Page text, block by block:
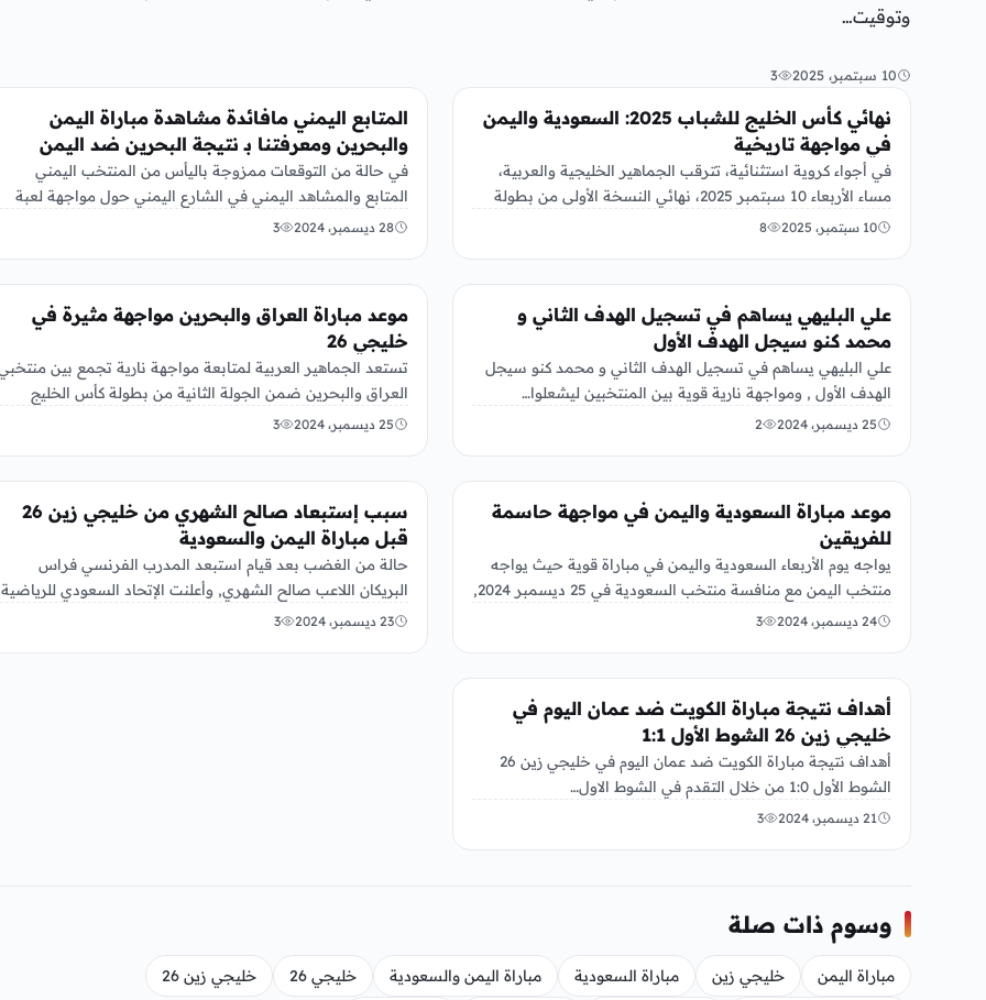
وتوقيت…
10 سبتمبر، 2025 3
نهائي كأس الخليج للشباب 2025: السعودية واليمن
في مواجهة تاريخية
في أجواء كروية استثنائية، تترقب الجماهير الخليجية والعربية،
مساء الأربعاء 10 سبتمبر 2025، نهائي النسخة الأولى من بطولة
كأس الخليج…
10 سبتمبر، 2025 8
المتابع اليمني مافائدة مشاهدة مباراة اليمن
والبحرين ومعرفتنا بـ نتيجة البحرين ضد اليمن
في حالة من التوقعات ممزوجة باليأس من المنتخب اليمني
المتابع والمشاهد اليمني في الشارع اليمني حول مواجهة لعبة
اليوم بين…
28 ديسمبر، 2024 3
علي البليهي يساهم في تسجيل الهدف الثاني و
محمد كنو سيجل الهدف الأول
علي البليهي يساهم في تسجيل الهدف الثاني و محمد كنو سيجل
الهدف الأول , ومواجهة نارية قوية بين المنتخبين ليشعلوا…
25 ديسمبر، 2024 2
موعد مباراة العراق والبحرين مواجهة مثيرة في
خليجي 26
تستعد الجماهير العربية لمتابعة مواجهة نارية تجمع بين
العراق والبحرين ضمن الجولة الثانية من بطولة كأس الخليج
العربي “خليجي…
25 ديسمبر، 2024 3
موعد مباراة السعودية واليمن في مواجهة حاسمة
للفريقين
يواجه يوم الأربعاء السعودية واليمن في مباراة قوية حيث يواجه
منتخب اليمن مع منافسة منتخب السعودية في 25 ديسمبر 2024,
… 24 ديسمبر، 2024 3
سبب إستبعاد صالح الشهري من خليجي زين 26
قبل مباراة اليمن والسعودية
حالة من الغضب بعد قيام استبعد المدرب الفرنسي فراس
البريكان اللاعب صالح الشهري, وأعلنت الإتحاد السعودي للرياضية
عن إستبعاد لاعب…
23 ديسمبر، 2024 3
أهداف نتيجة مباراة الكويت ضد عمان اليوم في
خليجي زين 26 الشوط الأول 1:1
أهداف نتيجة مباراة الكويت ضد عمان اليوم في خليجي زين 26
الشوط الأول 1:0 من خلال التقدم في الشوط الاول…
21 ديسمبر، 2024 3
وسوم ذات صلة
مباراة اليمن خليجي زين مباراة السعودية مباراة اليمن والسعودية خليجي 26 خليجي زين 26